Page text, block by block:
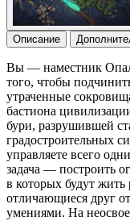
Описание
Вы — наместник
того, чтобы
утраченные
бастиона
бури, разрушившей
градостроительных
управляете всего
задача — построить
в которых будут жить
отличающиеся друг
умениями. На